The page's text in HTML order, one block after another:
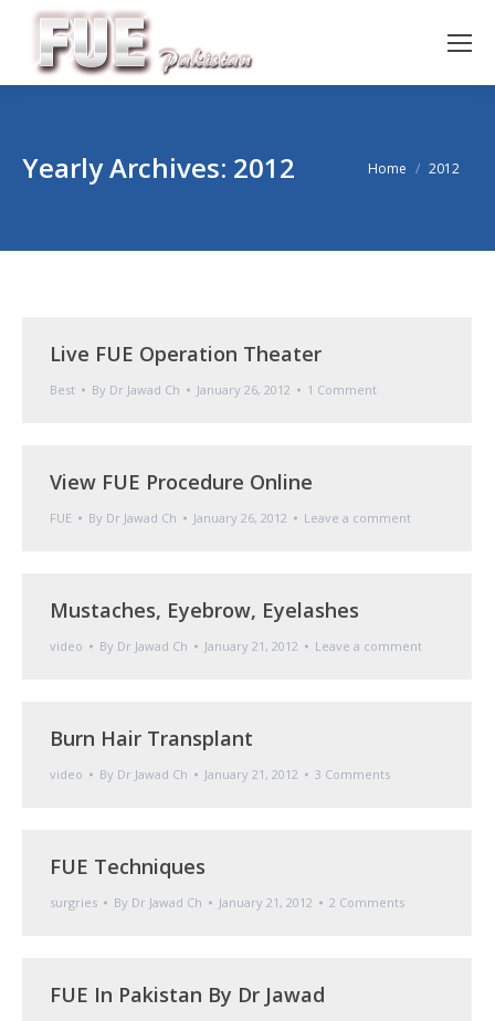
Yearly Archives: 2012 You are here:
Home 2012
Live FUE Operation Theater
Best By Dr Jawad Ch January 26, 2012 1 Comment
View FUE Procedure Online
FUE By Dr Jawad Ch January 26, 2012 Leave a comment
Mustaches, Eyebrow, Eyelashes
video By Dr Jawad Ch January 21, 2012 Leave a comment
Burn Hair Transplant
video By Dr Jawad Ch January 21, 2012 3 Comments
FUE Techniques
surgries By Dr Jawad Ch January 21, 2012 2 Comments
FUE In Pakistan By Dr Jawad